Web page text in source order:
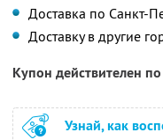
Доставка по Санкт-
Доставку в другие
Купон действителен
Узнай, как